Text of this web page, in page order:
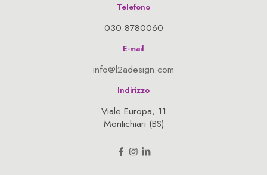
Telefono
030.8780060
E-mail
info@l2adesign.com
Indirizzo
Viale Europa, 11
Montichiari (BS)